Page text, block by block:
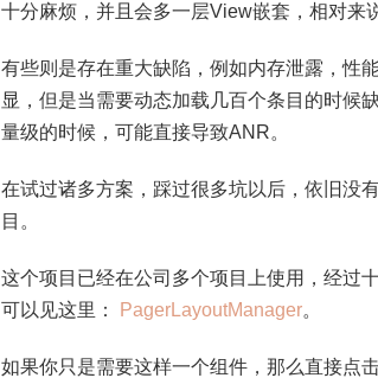
十分麻烦，并且会多一层View嵌套，相对来
有些则是存在重大缺陷，例如内存泄露，性
显，但是当需要动态加载几百个条目的时候
量级的时候，可能直接导致ANR。
在试过诸多方案，踩过很多坑以后，依旧没
目。
这个项目已经在公司多个项目上使用，经过
可以见这里：
PagerLayoutManager。
如果你只是需要这样一个组件，那么直接点